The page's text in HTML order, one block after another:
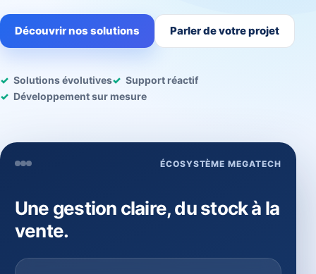
Découvrir nos solutions Parler de votre projet
Solutions évolutives
Support réactif
Développement sur mesure
ÉCOSYSTÈME MEGATECH
Une gestion claire, du stock à la
vente.